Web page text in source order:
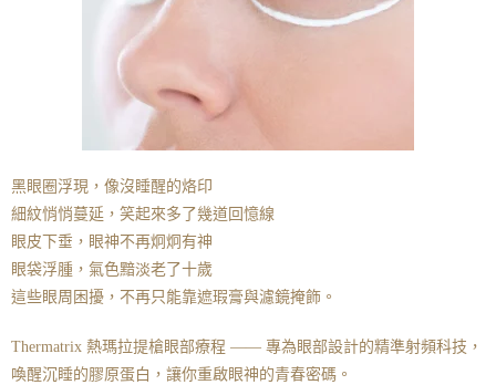
黑眼圈浮現，像沒睡醒的烙印
細紋悄悄蔓延，笑起來多了幾道回憶線
眼皮下垂，眼神不再炯炯有神
眼袋浮腫，氣色黯淡老了十歲
這些眼周困擾，不再只能靠遮瑕膏與濾鏡掩飾。
Thermatrix 熱瑪拉提槍眼部療程 —— 專為眼部設計的精準射頻科技，
喚醒沉睡的膠原蛋白，讓你重啟眼神的青春密碼。